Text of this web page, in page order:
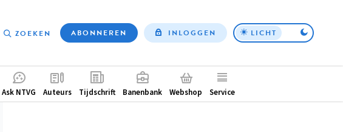
Top
ZOEKEN ABONNEREN INLOGGEN LICHT
Complementair
Ask NTVG Auteurs Tijdschrift Banenbank Webshop Service